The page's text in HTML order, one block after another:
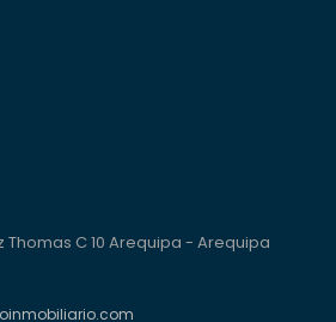
Thomas C 10 Arequipa - Arequipa